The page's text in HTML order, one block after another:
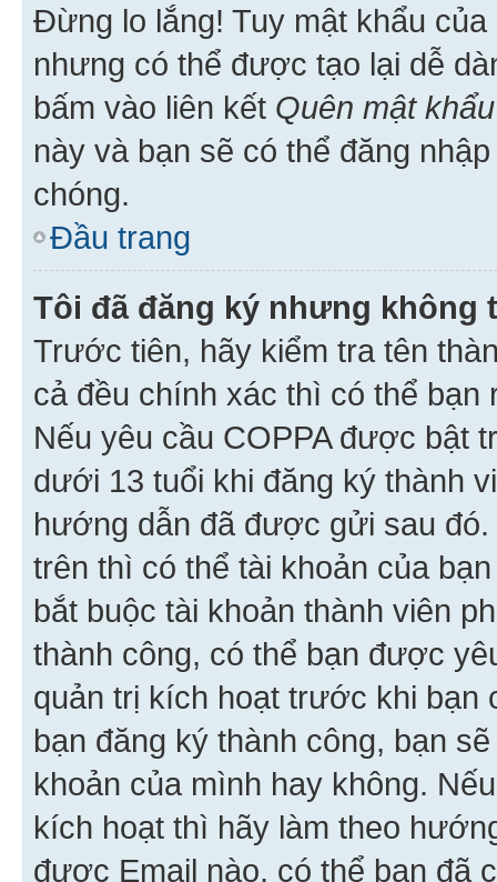
Đừng lo lắng! Tuy mật khẩu
nhưng có thể được tạo lại dễ
bấm vào liên kết Quên mật khẩu
này và bạn sẽ có thể đăng
chóng.
Đầu trang
Tôi đã đăng ký nhưng không
Trước tiên, hãy kiểm tra tên
cả đều chính xác thì có thể
Nếu yêu cầu COPPA được bật
dưới 13 tuổi khi đăng ký thành
hướng dẫn đã được gửi sau
trên thì có thể tài khoản của
bắt buộc tài khoản thành viên
thành công, có thể bạn được
quản trị kích hoạt trước khi bạn
bạn đăng ký thành công, bạn
khoản của mình hay không.
kích hoạt thì hãy làm theo
được Email nào, có thể bạn đã